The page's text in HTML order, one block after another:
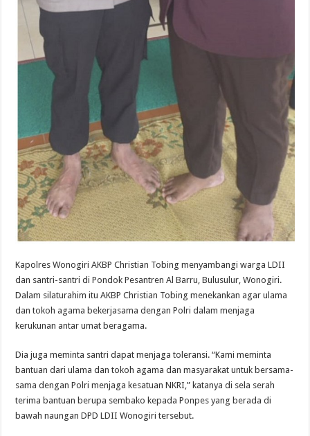
Kapolres Wonogiri AKBP Christian Tobing menyambangi warga LDII
dan santri-santri di Pondok Pesantren Al Barru, Bulusulur, Wonogiri.
Dalam silaturahim itu AKBP Christian Tobing menekankan agar ulama
dan tokoh agama bekerjasama dengan Polri dalam menjaga
kerukunan antar umat beragama.
Dia juga meminta santri dapat menjaga toleransi. “Kami meminta
bantuan dari ulama dan tokoh agama dan masyarakat untuk bersama-
sama dengan Polri menjaga kesatuan NKRI,” katanya di sela serah
terima bantuan berupa sembako kepada Ponpes yang berada di
bawah naungan DPD LDII Wonogiri tersebut.